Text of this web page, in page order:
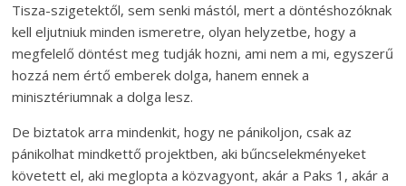
Tisza-szigetektől, sem senki mástól, mert a döntéshozóknak
kell eljutniuk minden ismeretre, olyan helyzetbe, hogy a
megfelelő döntést meg tudják hozni, ami nem a mi, egyszerű
hozzá nem értő emberek dolga, hanem ennek a
minisztériumnak a dolga lesz.
De biztatok arra mindenkit, hogy ne pánikoljon, csak az
pánikolhat mindkettő projektben, aki bűncselekményeket
követett el, aki meglopta a közvagyont, akár a Paks 1, akár a